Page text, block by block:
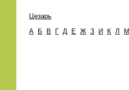
Цезарь
А
Б В Г Д Е Ж З И К Л М